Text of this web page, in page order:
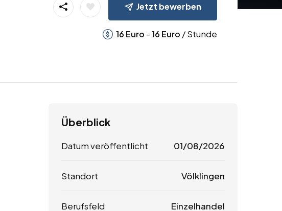
Jetzt bewerben
16 Euro -16 Euro / Stunde
Überblick
Datum veröffentlicht 01/08/2026
Standort Völklingen
Berufsfeld Einzelhandel